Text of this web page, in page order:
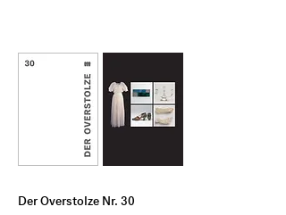
Der Overstolze Nr. 30